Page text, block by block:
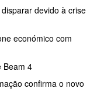
devido à crise
económico com
Beam 4
confirma o novo